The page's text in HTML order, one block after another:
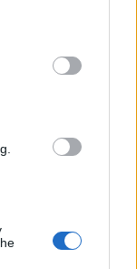
in below Google
flash